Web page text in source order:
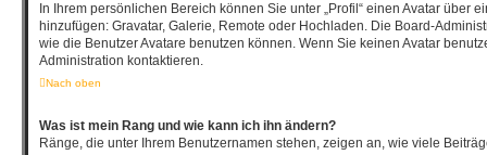
In Ihrem persönlichen Bereich können Sie unter „Profil“ einen Avatar über
hinzufügen: Gravatar, Galerie, Remote oder Hochladen. Die Board-
wie die Benutzer Avatare benutzen können. Wenn Sie keinen Avatar
Administration kontaktieren.
Nach oben
Was ist mein Rang und wie kann ich ihn ändern?
Ränge, die unter Ihrem Benutzernamen stehen, zeigen an, wie viele